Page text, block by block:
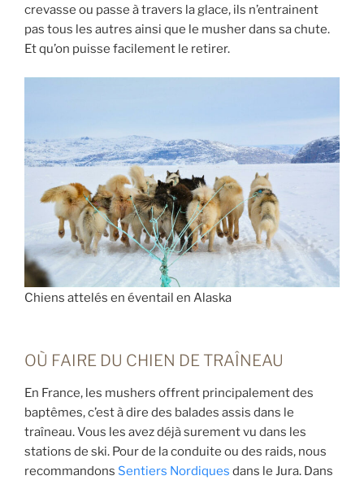
crevasse ou passe à travers la glace, ils n’entrainent
pas tous les autres ainsi que le musher dans sa chute.
Et qu’on puisse facilement le retirer.
Chiens attelés en éventail en Alaska
OÙ FAIRE DU CHIEN DE TRAÎNEAU
En France, les mushers offrent principalement des
baptêmes, c’est à dire des balades assis dans le
traîneau. Vous les avez déjà surement vu dans les
stations de ski. Pour de la conduite ou des raids, nous
recommandons Sentiers Nordiques dans le Jura. Dans